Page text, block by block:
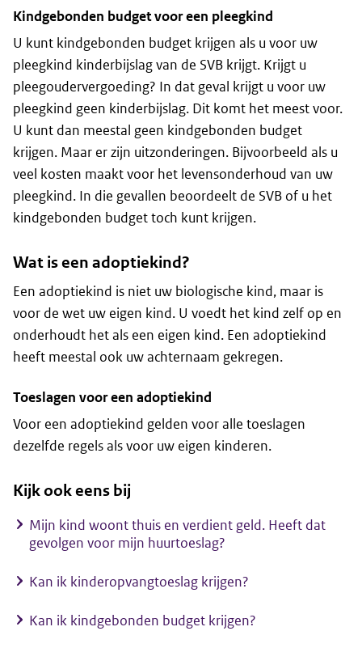
Kindgebonden budget voor een pleegkind
U kunt kindgebonden budget krijgen als u voor uw
pleegkind kinderbijslag van de SVB krijgt. Krijgt u
pleegoudervergoeding? In dat geval krijgt u voor uw
pleegkind geen kinderbijslag. Dit komt het meest voor.
U kunt dan meestal geen kindgebonden budget
krijgen. Maar er zijn uitzonderingen. Bijvoorbeeld als u
veel kosten maakt voor het levensonderhoud van uw
pleegkind. In die gevallen beoordeelt de SVB of u het
kindgebonden budget toch kunt krijgen.
Wat is een adoptiekind?
Een adoptiekind is niet uw biologische kind, maar is
voor de wet uw eigen kind. U voedt het kind zelf op en
onderhoudt het als een eigen kind. Een adoptiekind
heeft meestal ook uw achternaam gekregen.
Toeslagen voor een adoptiekind
Voor een adoptiekind gelden voor alle toeslagen
dezelfde regels als voor uw eigen kinderen.
Kijk ook eens bij
Mijn kind woont thuis en verdient geld. Heeft dat
gevolgen voor mijn huurtoeslag?
Kan ik kinderopvangtoeslag krijgen?
Kan ik kindgebonden budget krijgen?